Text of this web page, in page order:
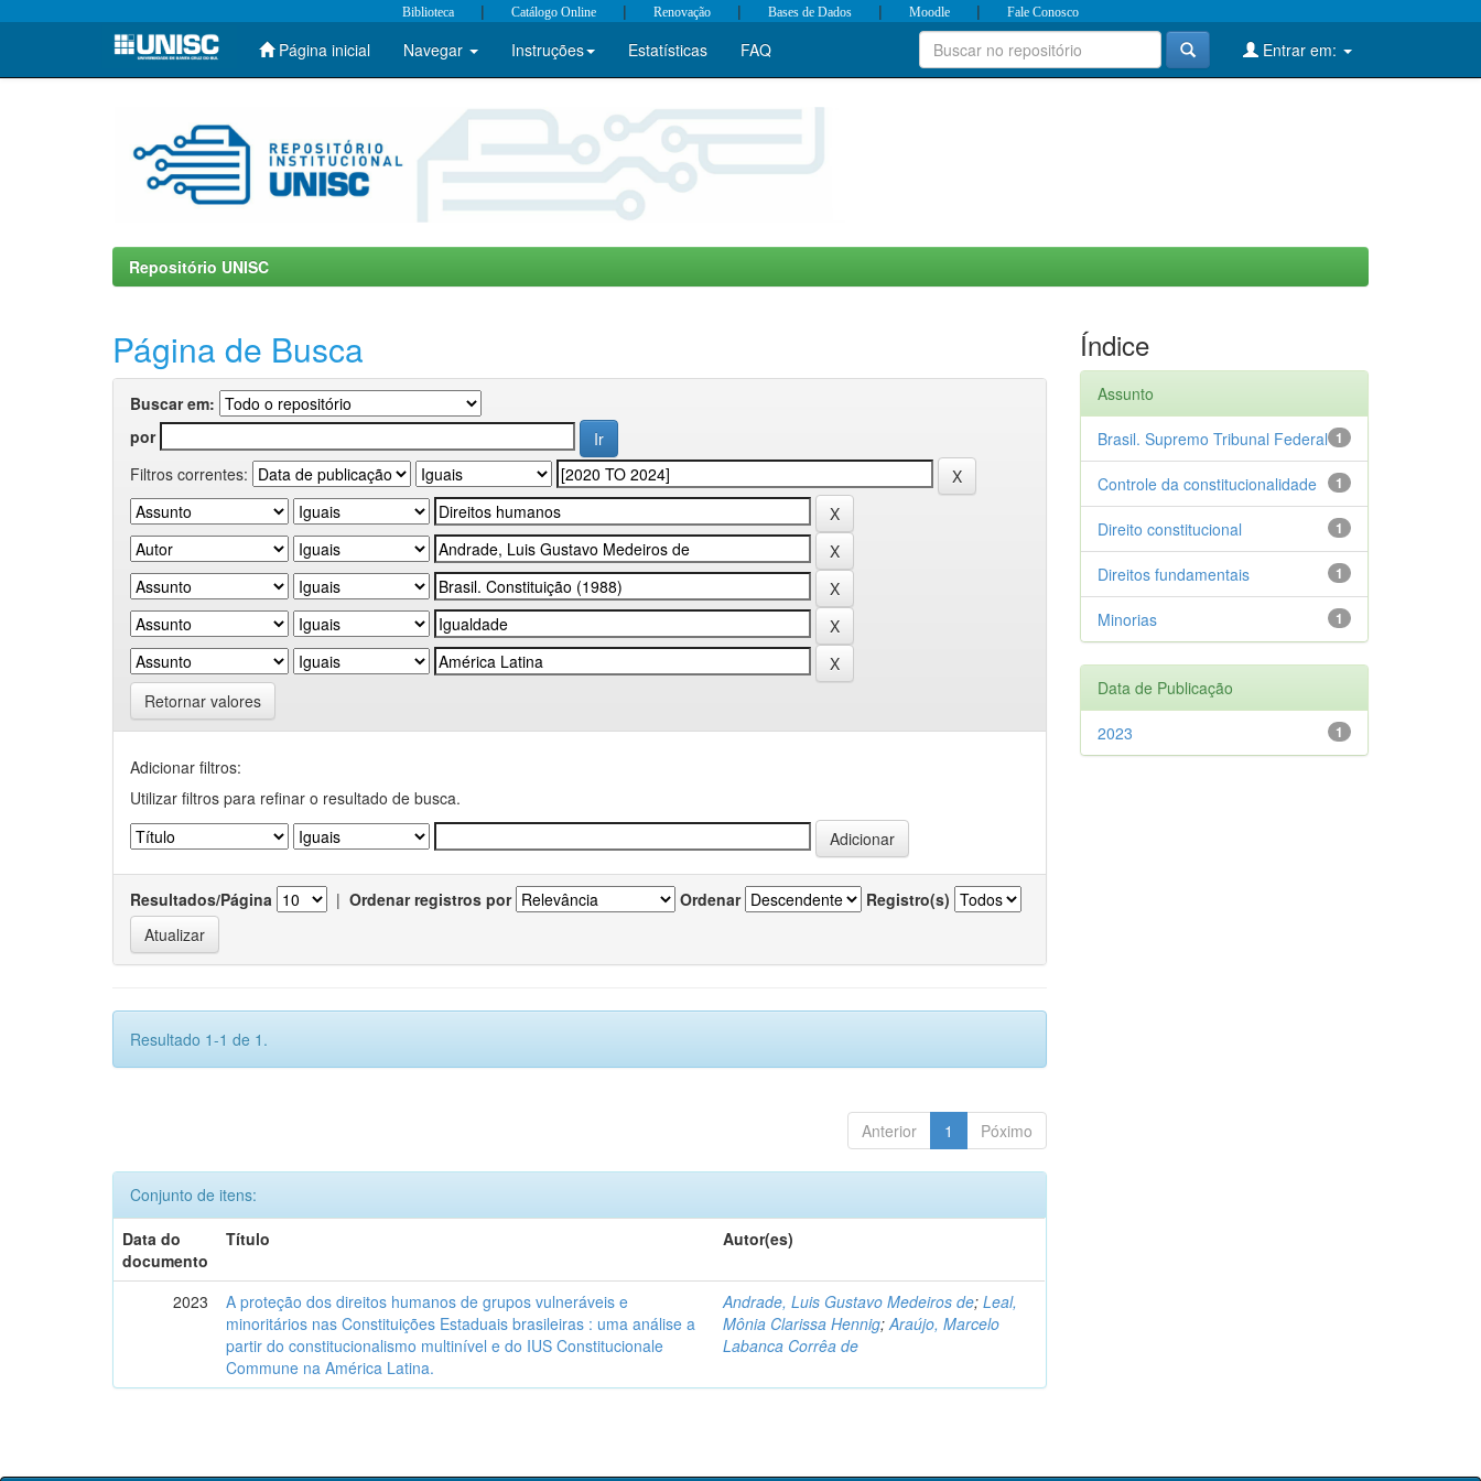
Skip
Biblioteca | Catálogo Online | Renovação | Bases de Dados | Moodle | Fale Conosco
Página inicial Navegar Instruções Estatísticas FAQ Entrar em:
Repositório UNISC
Página de Busca
Buscar em:
por
Filtros correntes:
Retornar valores
Adicionar filtros:
Utilizar filtros para refinar o resultado de busca.
Resultados/Página | Ordenar registros por Ordenar Registro(s)
Resultado 1-1 de 1.
Anterior 1 Póximo
Conjunto de itens:
Data do
documento
Título Autor(es)
2023
A proteção dos direitos humanos de grupos vulneráveis e
minoritários nas Constituições Estaduais brasileiras : uma análise a
partir do constitucionalismo multinível e do IUS Constitucionale
Commune na América Latina.
Andrade, Luis Gustavo Medeiros de;Leal,
Mônia Clarissa Hennig;Araújo, Marcelo
Labanca Corrêa de
Índice
Assunto
1
Brasil. Supremo Tribunal Federal
1
Controle da constitucionalidade
1
Direito constitucional
1
Direitos fundamentais
1
Minorias
Data de Publicação
1
2023